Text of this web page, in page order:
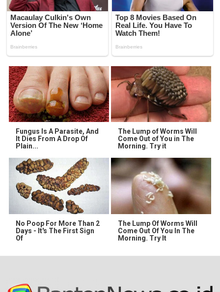
Fungus Is A Parasite, And
It Dies From A Drop Of
Plain...
The Lump of Worms Will
Come Out of You in The
Morning. Try it
No Poop For More Than 2
Days - It's The First Sign
Of
The Lump Of Worms Will
Come Out Of You In The
Morning. Try It